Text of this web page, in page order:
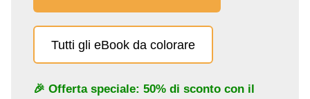
Tutti gli eBook da colorare
🎉 Offerta speciale: 50% di sconto con il